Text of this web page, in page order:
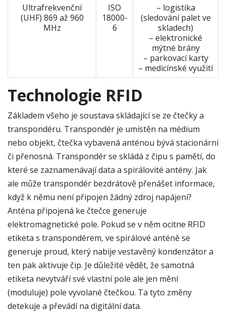
Ultrafrekvenční
(UHF) 869 až 960
MHz
ISO
18000-
6
– logistika
(sledování palet ve
skladech)
– elektronické
mýtné brány
– parkovací karty
– medicínské využití
Technologie RFID
Základem všeho je soustava skládající se ze čtečky a
transpondéru. Transpondér je umístěn na médium
nebo objekt, čtečka vybavená anténou bývá stacionární
či přenosná. Transpondér se skládá z čipu s pamětí, do
které se zaznamenávají data a spirálovité antény. Jak
ale může transpondér bezdrátově přenášet informace,
když k němu není připojen žádný zdroj napájení?
Anténa připojená ke čtečce generuje
elektromagnetické pole. Pokud se v něm ocitne RFID
etiketa s transpondérem, ve spirálové anténě se
generuje proud, který nabije vestavěný kondenzátor a
ten pak aktivuje čip. Je důležité vědět, že samotná
etiketa nevytváří své vlastní pole ale jen mění
(moduluje) pole vyvolané čtečkou. Ta tyto změny
detekuje a převádí na digitální data.